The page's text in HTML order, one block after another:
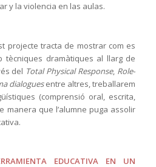
y la violencia en las aulas.
projecte tracta de mostrar com es
tècniques dramàtiques al llarg de
del Total Physical Response, Role-
dialoguesentre altres, treballarem
(comprensió oral, escrita,
manera que l’alumne puga assolir
EDUCATIVA EN UN